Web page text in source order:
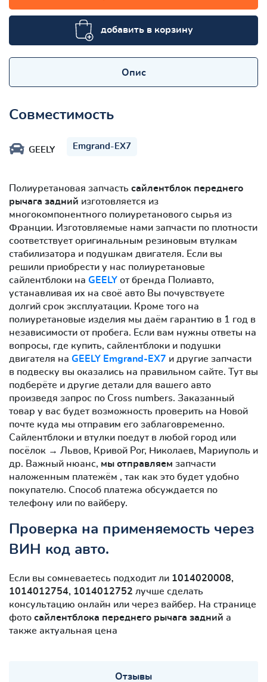
добавить в корзину
Опис
Совместимость
GEELY Emgrand-EX7
Полиуретановая запчасть сайлентблок переднего
рычага задний изготовляется из
многокомпонентного полиуретанового сырья из
Франции. Изготовляемые нами запчасти по плотности
соответствует оригинальным резиновым втулкам
стабилизатора и подушкам двигателя. Если вы
решили приобрести у нас полиуретановые
сайлентблоки на GEELY от бренда Полиавто,
устанавливая их на своё авто Вы почувствуете
долгий срок эксплуатации. Кроме того на
полиуретановые изделия мы даём гарантию в 1 год в
независимости от пробега. Если вам нужны ответы на
вопросы, где купить, сайлентблоки и подушки
двигателя на GEELY Emgrand-EX7 и другие запчасти
в подвеску вы оказались на правильном сайте. Тут вы
подберёте и другие детали для вашего авто
произведя запрос по Cross numbers. Заказанный
товар у вас будет возможность проверить на Новой
почте куда мы отправим его заблаговременно.
Сайлентблоки и втулки поедут в любой город или
посёлок → Львов, Кривой Рог, Николаев, Мариуполь и
др. Важный нюанс, мы отправляем запчасти
наложенным платежём , так как это будет удобно
покупателю. Способ платежа обсуждается по
телефону или по вайберу.
Проверка на применяемость через
ВИН код авто.
Если вы сомневаетесь подходит ли 1014020008,
1014012754, 1014012752 лучше сделать
консультацию онлайн или через вайбер. На странице
фото сайлентблокa переднего рычага задний а
также актуальная цена
Отзывы